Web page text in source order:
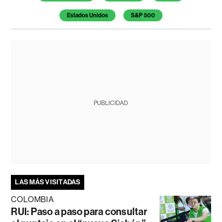
Estados Unidos S&P 500
PUBLICIDAD
LAS MÁS VISITADAS
COLOMBIA
RUI: Paso a paso para consultar